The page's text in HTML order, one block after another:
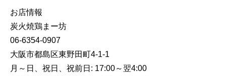
お店情報
炭火焼鶏まー坊
06-6354-0907
大阪市都島区東野田町4-1-1
月～日、祝日、祝前日: 17:00～翌4:00